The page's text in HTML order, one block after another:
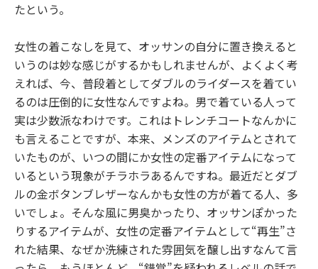
たという。
女性の着こなしを見て、オッサンの自分に置き換えると
いうのは妙な感じがするかもしれませんが、よくよく考
えれば、今、普段着としてダブルのライダースを着てい
るのは圧倒的に女性なんですよね。男で着ている人って
実は少数派なわけです。これはトレンチコートなんかに
も言えることですが、本来、メンズのアイテムとされて
いたものが、いつの間にか女性の定番アイテムになって
いるという現象がチラホラあるんですね。最近だとダブ
ルの金ボタンブレザーなんかも女性の方が着てる人、多
いでしょ。そんな風に男臭かったり、オッサンぽかった
りするアイテムが、女性の定番アイテムとして“再生”さ
れた結果、なぜか洗練された雰囲気を醸し出すなんて言